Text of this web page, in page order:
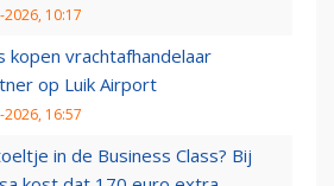
2026, 10:17
kopen vrachtafhandelaar
op Luik Airport
2026, 16:57
in de Business Class? Bij